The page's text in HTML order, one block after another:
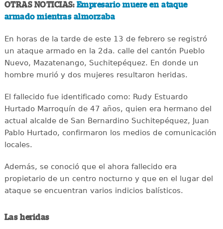
OTRAS NOTICIAS: Empresario muere en ataque
armado mientras almorzaba
En horas de la tarde de este 13 de febrero se registró
un ataque armado en la 2da. calle del cantón Pueblo
Nuevo, Mazatenango, Suchitepéquez. En donde un
hombre murió y dos mujeres resultaron heridas.
El fallecido fue identificado como: Rudy Estuardo
Hurtado Marroquín de 47 años, quien era hermano del
actual alcalde de San Bernardino Suchitepéquez, Juan
Pablo Hurtado, confirmaron los medios de comunicación
locales.
Además, se conoció que el ahora fallecido era
propietario de un centro nocturno y que en el lugar del
ataque se encuentran varios indicios balísticos.
Las heridas